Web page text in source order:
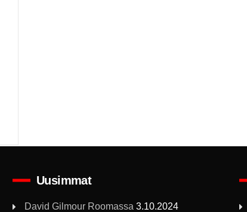
Uusimmat
David Gilmour Roomassa 3.10.2024